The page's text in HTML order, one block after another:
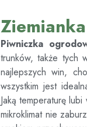
Piwniczka
trunków, także tych
najlepszych win,
wszystkim jest
Jaką temperaturę
mikroklimat nie